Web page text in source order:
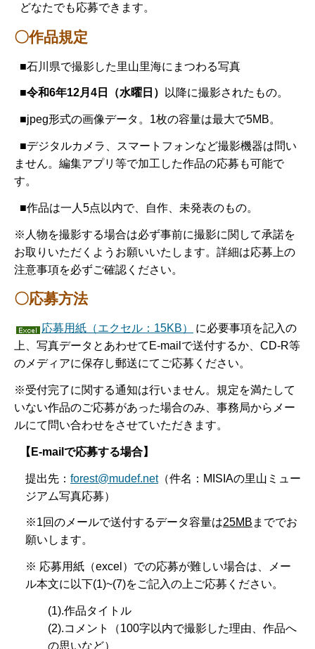
どなたでも応募できます。
〇作品規定
■石川県で撮影した里山里海にまつわる写真
■令和6年12月4日（水曜日） 以降に撮影されたもの。
■jpeg形式の画像データ。1枚の容量は最大で5MB。
■デジタルカメラ、スマートフォンなど撮影機器は問い
ません。編集アプリ等で加工した作品の応募も可能で
す。
■作品は一人5点以内で、自作、未発表のもの。
※人物を撮影する場合は必ず事前に撮影に関して承諾を
お取りいただくようお願いいたします。詳細は応募上の
注意事項を必ずご確認ください。
〇応募方法
応募用紙（エクセル：15KB）
に必要事項を記入の
上、写真データとあわせてE-mailで送付するか、CD-R等
のメディアに保存し郵送にてご応募ください。
※受付完了に関する通知は行いません。規定を満たして
いない作品のご応募があった場合のみ、事務局からメー
ルにて問い合わせをさせていただきます。
【E-mailで応募する場合】
提出先： forest@mudef.net（件名：MISIAの里山ミュー
ジアム写真応募）
※1回のメールで送付するデータ容量は25MB まででお
願いします。
※ 応募用紙（excel）での応募が難しい場合は、メー
ル本文に以下(1)~(7)をご記入の上ご応募ください。
(1).作品タイトル
(2).コメント（100字以内で撮影した理由、作品へ
の思いなど）